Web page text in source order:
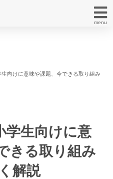
menu
向けに意味や課題、今できる取り組み
学生向けに意
きる取り組み
解説